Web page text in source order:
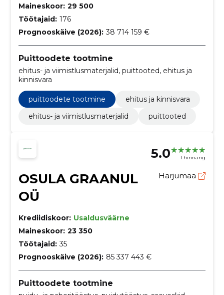
Maineskoor: 29 500
Töötajaid: 176
Prognooskäive (2026): 38 714 159 €
Puittoodete tootmine
ehitus- ja viimistlusmaterjalid, puittooted, ehitus ja
kinnisvara
puittoodete tootmine
ehitus ja kinnisvara
ehitus- ja viimistlusmaterjalid
puittooted
5.0 1 hinnang
OSULA GRAANUL
OÜ
Harjumaa
Krediidiskoor: Usaldusväärne
Maineskoor: 23 350
Töötajaid: 35
Prognooskäive (2026): 85 337 443 €
Puittoodete tootmine